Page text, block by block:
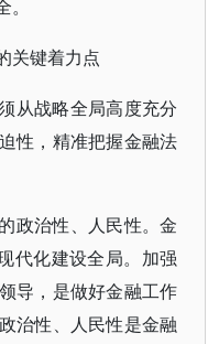
关键着力点
从战略全局高度充分
性，精准把握金融法
政治性、人民性。金
代化建设全局。加强
导，是做好金融工作
治性、人民性是金融